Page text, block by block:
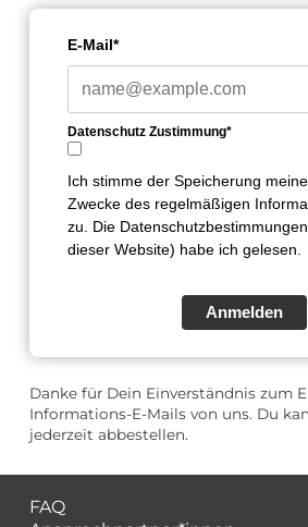
E-Mail*
Datenschutz Zustimmung*
Ich stimme der Speicherung
Zwecke des regelmäßigen
zu. Die
dieser Website) habe ich gelesen.
Anmelden
Danke für Dein Einverständnis zum
Informations-E-Mails von uns. Du
jederzeit abbestellen.
FAQ